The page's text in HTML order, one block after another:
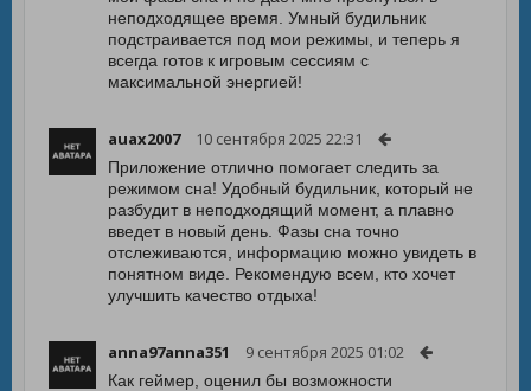
неподходящее время. Умный будильник
подстраивается под мои режимы, и теперь я
всегда готов к игровым сессиям с
максимальной энергией!
auax2007 10 сентября 2025 22:31
Приложение отлично помогает следить за
режимом сна! Удобный будильник, который не
разбудит в неподходящий момент, а плавно
введет в новый день. Фазы сна точно
отслеживаются, информацию можно увидеть в
понятном виде. Рекомендую всем, кто хочет
улучшить качество отдыха!
anna97anna351 9 сентября 2025 01:02
Как геймер, оценил бы возможности